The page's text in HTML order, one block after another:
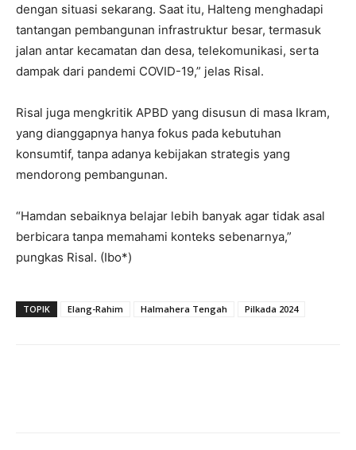
dengan situasi sekarang. Saat itu, Halteng menghadapi
tantangan pembangunan infrastruktur besar, termasuk
jalan antar kecamatan dan desa, telekomunikasi, serta
dampak dari pandemi COVID-19,” jelas Risal.
Risal juga mengkritik APBD yang disusun di masa Ikram,
yang dianggapnya hanya fokus pada kebutuhan
konsumtif, tanpa adanya kebijakan strategis yang
mendorong pembangunan.
“Hamdan sebaiknya belajar lebih banyak agar tidak asal
berbicara tanpa memahami konteks sebenarnya,”
pungkas Risal. (Ibo*)
TOPIK Elang-Rahim Halmahera Tengah Pilkada 2024